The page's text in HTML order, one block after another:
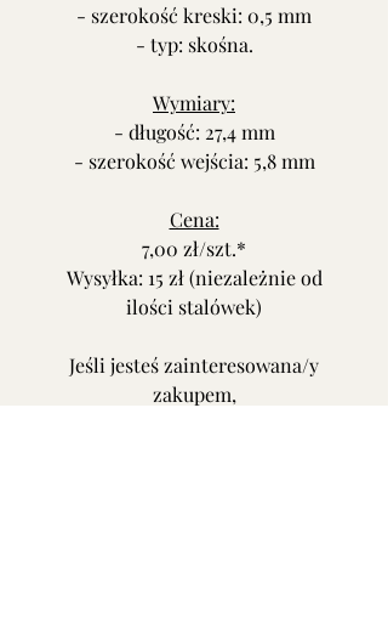
- szerokość kreski: 0,5 mm
- typ: skośna.
Wymiary:
- długość: 27,4 mm
- szerokość wejścia: 5,8 mm
Cena:
7,00 zł/szt.*
Wysyłka: 15 zł (niezależnie od
ilości stalówek)
Jeśli jesteś zainteresowana/y
zakupem,